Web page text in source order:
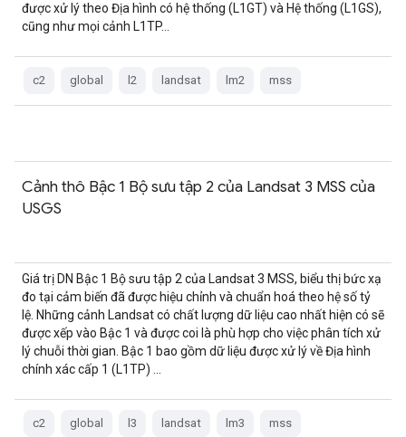
được xử lý theo Địa hình có hệ thống (L1GT) và Hệ thống (L1GS),
cũng như mọi cảnh L1TP…
c2 global l2 landsat lm2 mss
Cảnh thô Bậc 1 Bộ sưu tập 2 của Landsat 3 MSS của
USGS
Giá trị DN Bậc 1 Bộ sưu tập 2 của Landsat 3 MSS, biểu thị bức xạ
đo tại cảm biến đã được hiệu chỉnh và chuẩn hoá theo hệ số tỷ
lệ. Những cảnh Landsat có chất lượng dữ liệu cao nhất hiện có sẽ
được xếp vào Bậc 1 và được coi là phù hợp cho việc phân tích xử
lý chuỗi thời gian. Bậc 1 bao gồm dữ liệu được xử lý về Địa hình
chính xác cấp 1 (L1TP) …
c2 global l3 landsat lm3 mss